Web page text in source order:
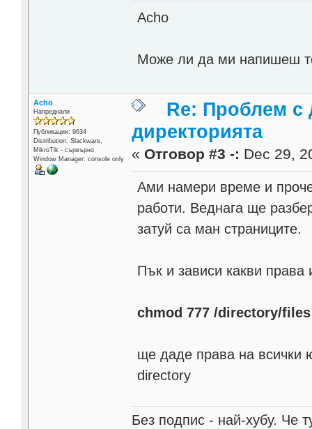
Acho
Може ли да ми напишеш
Acho
Напреднали
Публикации: 9634
Distribution: Slackware,
MikroTik - сървърно
Window Manager: console only
Re: Проблем с
директорията
« Отговор #3 -: Dec 29,
Ами намери време и
работи. Веднага ще
затуй са ман страниците.
Пък и зависи какви
chmod 777 /directory/files
ще даде права на всички
directory
Без подпис - най-хубу. Че